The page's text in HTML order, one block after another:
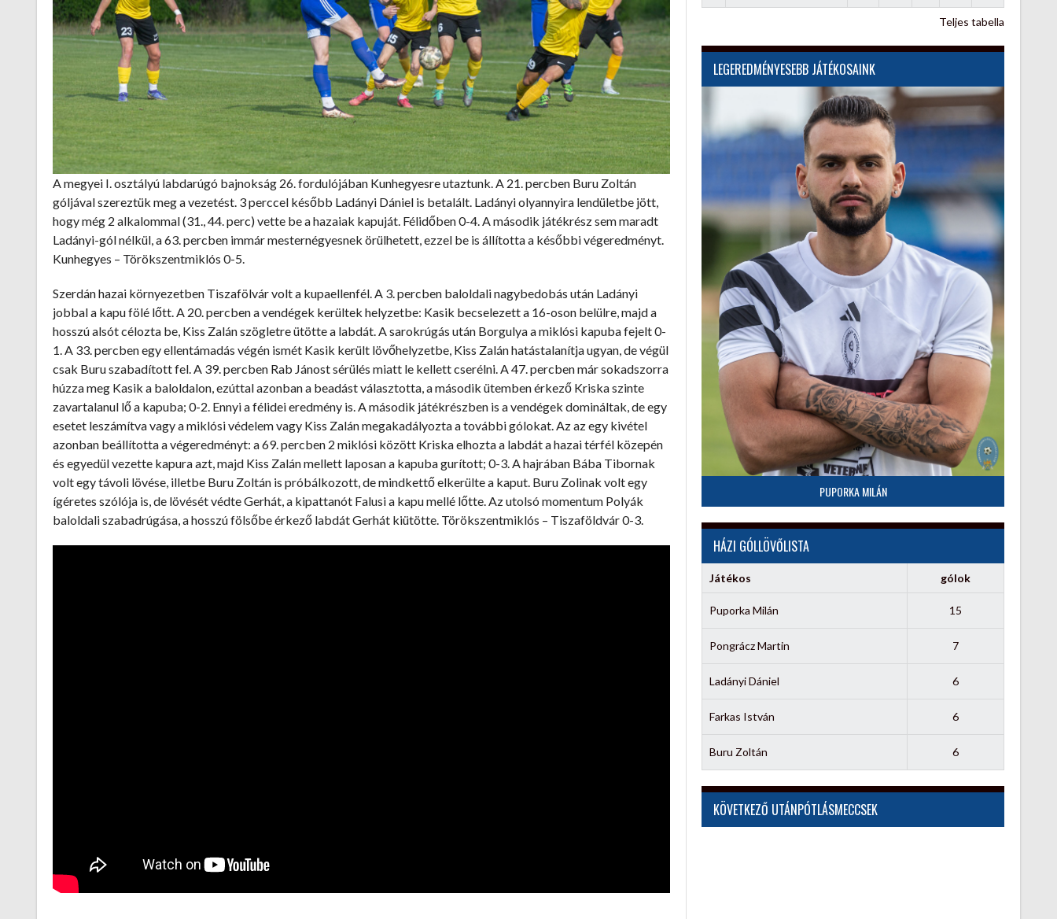
A megyei I. osztályú labdarúgó bajnokság 26. fordulójában Kunhegyesre utaztunk. A 21. percben Buru Zoltán
góljával szereztük meg a vezetést. 3 perccel később Ladányi Dániel is betalált. Ladányi olyannyira lendületbe jött,
hogy még 2 alkalommal (31., 44. perc) vette be a hazaiak kapuját. Félidőben 0-4. A második játékrész sem maradt
Ladányi-gól nélkül, a 63. percben immár mesternégyesnek örülhetett, ezzel be is állította a későbbi végeredményt.
Kunhegyes – Törökszentmiklós 0-5.
Szerdán hazai környezetben Tiszafölvár volt a kupaellenfél. A 3. percben baloldali nagybedobás után Ladányi
jobbal a kapu fölé lőtt. A 20. percben a vendégek kerültek helyzetbe: Kasik becselezett a 16-oson belülre, majd a
hosszú alsót célozta be, Kiss Zalán szögletre ütötte a labdát. A sarokrúgás után Borgulya a miklósi kapuba fejelt 0-
1. A 33. percben egy ellentámadás végén ismét Kasik került lövőhelyzetbe, Kiss Zalán hatástalanítja ugyan, de végül
csak Buru szabadított fel. A 39. percben Rab Jánost sérülés miatt le kellett cserélni. A 47. percben már sokadszorra
húzza meg Kasik a baloldalon, ezúttal azonban a beadást választotta, a második ütemben érkező Kriska szinte
zavartalanul lő a kapuba; 0-2. Ennyi a félidei eredmény is. A második játékrészben is a vendégek domináltak, de egy
esetet leszámítva vagy a miklósi védelem vagy Kiss Zalán megakadályozta a további gólokat. Az az egy kivétel
azonban beállította a végeredményt: a 69. percben 2 miklósi között Kriska elhozta a labdát a hazai térfél közepén
és egyedül vezette kapura azt, majd Kiss Zalán mellett laposan a kapuba gurított; 0-3. A hajrában Bába Tibornak
volt egy távoli lövése, illetbe Buru Zoltán is próbálkozott, de mindkettő elkerülte a kaput. Buru Zolinak volt egy
ígéretes szólója is, de lövését védte Gerhát, a kipattanót Falusi a kapu mellé lőtte. Az utolsó momentum Polyák
baloldali szabadrúgása, a hosszú fölsőbe érkező labdát Gerhát kiütötte. Törökszentmiklós – Tiszaföldvár 0-3.
Teljes tabella
LEGEREDMÉNYESEBB JÁTÉKOSAINK
PUPORKA MILÁN
HÁZI GÓLLÖVŐLISTA
Játékos gólok
Puporka Milán 15
Pongrácz Martin 7
Ladányi Dániel 6
Farkas István 6
Buru Zoltán 6
KÖVETKEZŐ UTÁNPÓTLÁSMECCSEK